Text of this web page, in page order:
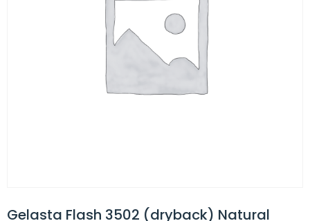
Gelasta Flash 3502 (dryback) Natural